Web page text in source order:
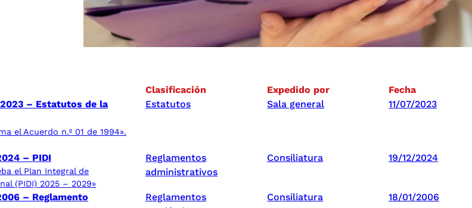
Clasificación Expedido por
Fecha
– Estatutos de la
el Acuerdo n.º 01 de 1994».
Estatutos Sala general 11/07/2023
– PIDI
el Plan Integral de
(PIDI) 2025 – 2029»
Reglamentos
administrativos
Consiliatura 19/12/2024
– Reglamento
Reglamentos
Consiliatura 18/01/2006